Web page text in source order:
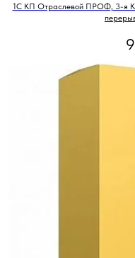
1С КП Отраслевой ПРОФ, 3-я